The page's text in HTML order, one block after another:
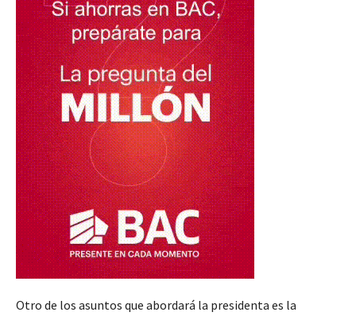
Otro de los asuntos que abordará la presidenta es la